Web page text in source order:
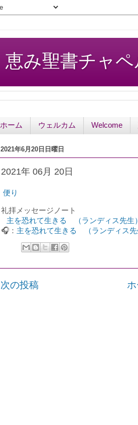
恵み聖書チャ
ホーム ウェルカム Welcome
2021年6月20日日曜日
2021年 06月 20日
便り
礼拝 メッセージノート
主を恐れて生きる （ランディス先生）
🎧： 主を恐れて生きる （ランディス先
次の投稿